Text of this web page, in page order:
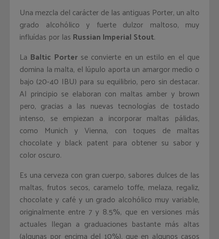
Una mezcla del carácter de las antiguas Porter, un alto
grado alcohólico y fuerte dulzor maltoso, muy
influídas por las Russian Imperial Stout.
La Baltic Porterse convierte en un estilo en el que
domina la malta, el lúpulo aporta un amargor medio o
bajo (20-40 IBU) para su equilibrio, pero sin destacar.
Al principio se elaboran con maltas amber y brown
pero, gracias a las nuevas tecnologías de tostado
intenso, se empiezan a incorporar maltas pálidas,
como Munich y Vienna, con toques de maltas
chocolate y black patent para obtener su sabor y
color oscuro.
Es una cerveza con gran cuerpo, sabores dulces de las
maltas, frutos secos, caramelo toffe, melaza, regaliz,
chocolate y café y un grado alcohólico muy variable,
originalmente entre 7 y 8.5%, que en versiones más
actuales llegan a graduaciones bastante más altas
(algunas por encima del 10%), que en algunos casos